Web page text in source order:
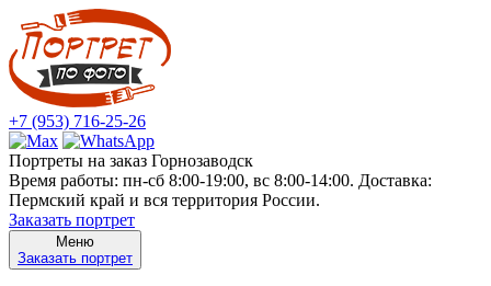
+7 (953) 716-25-26
Портреты на заказ Горнозаводск
Время работы: пн-сб 8:00-19:00, вс 8:00-14:00. Доставка:
Пермский край и вся территория России.
Заказать портрет
Меню
Заказать портрет